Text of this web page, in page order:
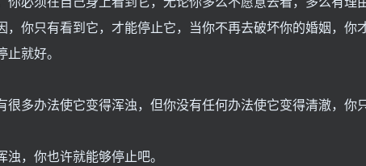
你只有看到它，才能停止它，当你不再去破坏你的婚姻，你
就好。
多办法使它变得浑浊，但你没有任何办法使它变得清澈，你
，你也许就能够停止吧。